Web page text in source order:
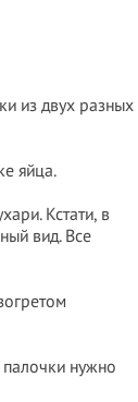
из двух разных
яйца.
Кстати, в
вид. Все
нужно